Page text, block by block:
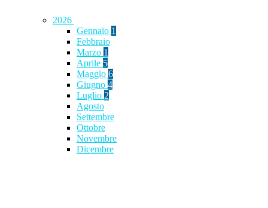
2026
Gennaio 1
Febbraio
Marzo 1
Aprile 5
Maggio 6
Giugno 4
Luglio 2
Agosto
Settembre
Ottobre
Novembre
Dicembre